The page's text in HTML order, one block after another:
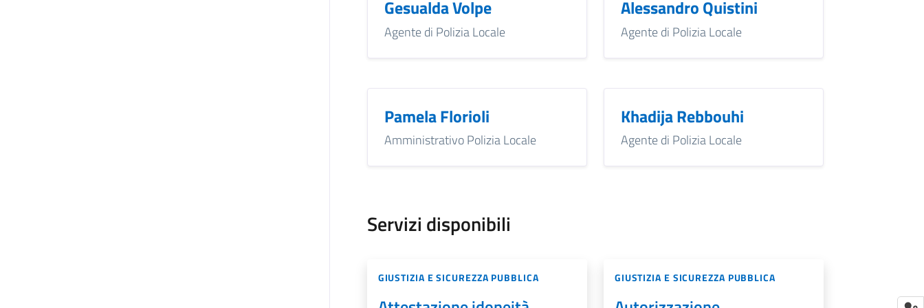
Gesualda Volpe
Agente di Polizia Locale
Alessandro Quistini
Agente di Polizia Locale
Pamela Florioli
Amministrativo Polizia Locale
Khadija Rebbouhi
Agente di Polizia Locale
Servizi disponibili
GIUSTIZIA E SICUREZZA PUBBLICA GIUSTIZIA E SICUREZZA PUBBLICA